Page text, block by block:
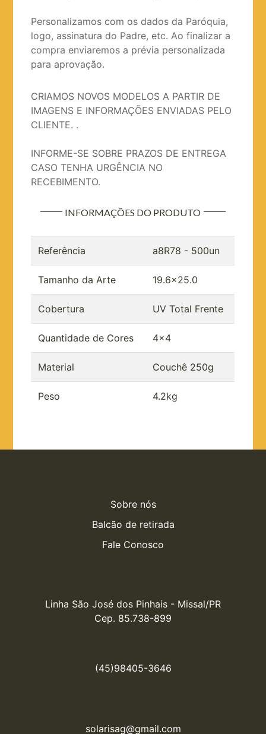
Personalizamos com os dados da Paróquia,
logo, assinatura do Padre, etc. Ao finalizar a
compra enviaremos a prévia personalizada
para aprovação.
CRIAMOS NOVOS MODELOS A PARTIR DE
IMAGENS E INFORMAÇÕES ENVIADAS PELO
CLIENTE. .
INFORME-SE SOBRE PRAZOS DE ENTREGA
CASO TENHA URGÊNCIA NO
RECEBIMENTO.
INFORMAÇÕES DO PRODUTO
Referência a8R78 - 500un
Tamanho da Arte 19.6x25.0
Cobertura UV Total Frente
Quantidade de Cores 4x4
Material Couchê 250g
Peso 4.2kg
Sobre nós
Balcão de retirada
Fale Conosco
Linha São José dos Pinhais - Missal/PR
Cep. 85.738-899
(45)98405-3646
solarisag@gmail.com